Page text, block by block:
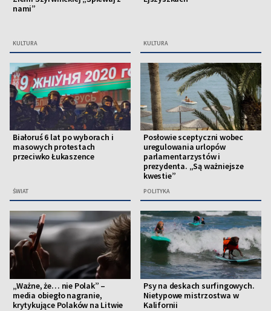
nami”
KULTURA KULTURA
Białoruś 6 lat po wyborach i
masowych protestach
przeciwko Łukaszence
ŚWIAT
Posłowie sceptyczni wobec
uregulowania urlopów
parlamentarzystów i
prezydenta. „Są ważniejsze
kwestie”
POLITYKA
„Ważne, że… nie Polak” –
media obiegło nagranie,
krytykujące Polaków na Litwie
Psy na deskach surfingowych.
Nietypowe mistrzostwa w
Kalifornii